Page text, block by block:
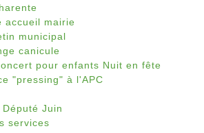
accueil mairie
municipal
canicule
pour enfants Nuit en fête
"pressing" à l'APC
Juin
services